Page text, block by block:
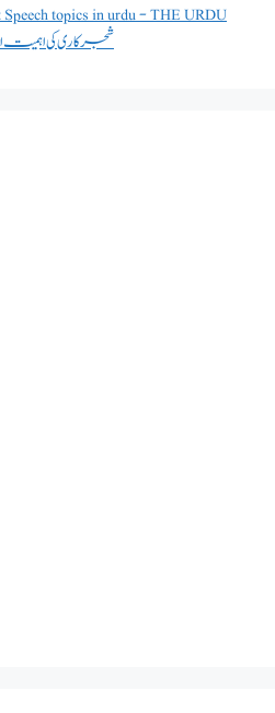
topics in urdu - THE URDU
شجرکاری کی اہمیت